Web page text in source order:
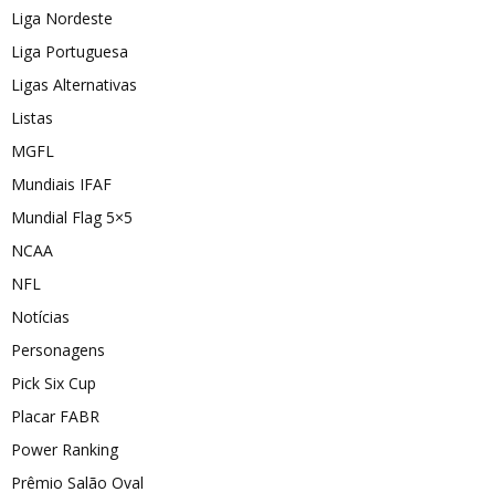
Liga Nordeste
Liga Portuguesa
Ligas Alternativas
Listas
MGFL
Mundiais IFAF
Mundial Flag 5×5
NCAA
NFL
Notícias
Personagens
Pick Six Cup
Placar FABR
Power Ranking
Prêmio Salão Oval